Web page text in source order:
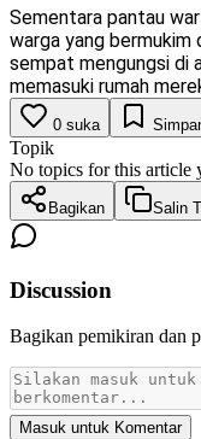
Sementara pantau
warga yang bermukim
sempat mengungsi di
memasuki rumah
0 suka
Topik
No topics for this article
Bagikan Salin
Discussion
Bagikan pemikiran dan
Masuk untuk Komentar